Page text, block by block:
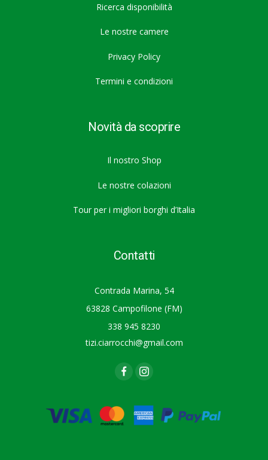
Ricerca disponibilità
Le nostre camere
Privacy Policy
Termini e condizioni
Novità da scoprire
Il nostro Shop
Le nostre colazioni
Tour per i migliori borghi d’Italia
Contatti
Contrada Marina, 54
63828 Campofilone (FM)
338 945 8230
tizi.ciarrocchi@gmail.com